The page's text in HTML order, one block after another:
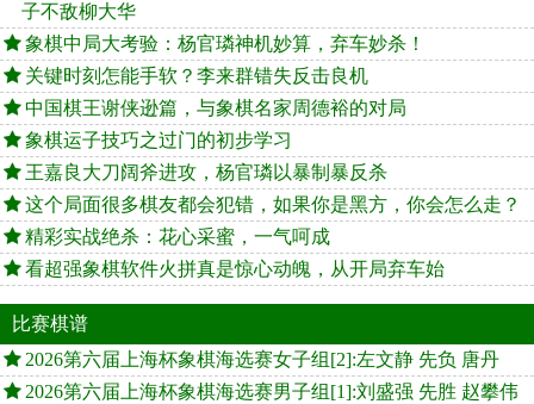
子不敌柳大华
象棋中局大考验：杨官璘神机妙算，弃车妙杀！
关键时刻怎能手软？李来群错失反击良机
中国棋王谢侠逊篇，与象棋名家周德裕的对局
象棋运子技巧之过门的初步学习
王嘉良大刀阔斧进攻，杨官璘以暴制暴反杀
这个局面很多棋友都会犯错，如果你是黑方，你会怎么走？
精彩实战绝杀：花心采蜜，一气呵成
看超强象棋软件火拼真是惊心动魄，从开局弃车始
比赛棋谱
2026第六届上海杯象棋海选赛女子组[2]:左文静 先负 唐丹
2026第六届上海杯象棋海选赛男子组[1]:刘盛强 先胜 赵攀伟